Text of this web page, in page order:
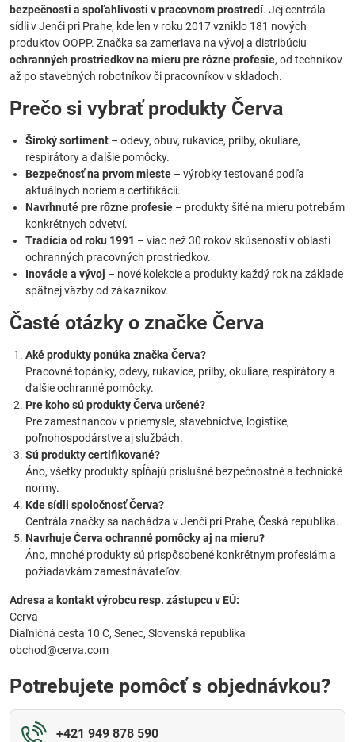
bezpečnosti a spoľahlivosti v pracovnom prostredí. Jej centrála
sídli v Jenči pri Prahe, kde len v roku 2017 vzniklo 181 nových
produktov OOPP. Značka sa zameriava na vývoj a distribúciu
ochranných prostriedkov na mieru pre rôzne profesie, od technikov
až po stavebných robotníkov či pracovníkov v skladoch.
Prečo si vybrať produkty Červa
Široký sortiment – odevy, obuv, rukavice, prilby, okuliare,
respirátory a ďalšie pomôcky.
Bezpečnosť na prvom mieste – výrobky testované podľa
aktuálnych noriem a certifikácií.
Navrhnuté pre rôzne profesie – produkty šité na mieru potrebám
konkrétnych odvetví.
Tradícia od roku 1991 – viac než 30 rokov skúseností v oblasti
ochranných pracovných prostriedkov.
Inovácie a vývoj – nové kolekcie a produkty každý rok na základe
spätnej väzby od zákazníkov.
Časté otázky o značke Červa
Aké produkty ponúka značka Červa?
Pracovné topánky, odevy, rukavice, prilby, okuliare, respirátory a
ďalšie ochranné pomôcky.
Pre koho sú produkty Červa určené?
Pre zamestnancov v priemysle, stavebníctve, logistike,
poľnohospodárstve aj službách.
Sú produkty certifikované?
Áno, všetky produkty spĺňajú príslušné bezpečnostné a technické
normy.
Kde sídli spoločnosť Červa?
Centrála značky sa nachádza v Jenči pri Prahe, Česká republika.
Navrhuje Červa ochranné pomôcky aj na mieru?
Áno, mnohé produkty sú prispôsobené konkrétnym profesiám a
požiadavkám zamestnávateľov.
Adresa a kontakt výrobcu resp. zástupcu v EÚ:
Cerva
Diaľničná cesta 10 C, Senec, Slovenská republika
obchod@cerva.com
Potrebujete pomôcť s objednávkou?
+421 949 878 590